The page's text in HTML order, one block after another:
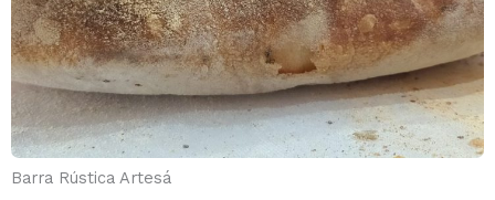
Barra Rústica Artesá